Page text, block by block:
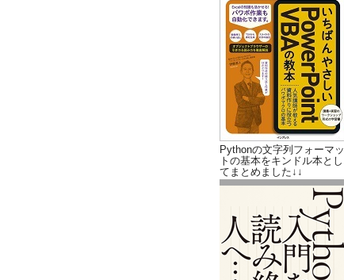
Pythonの文字列フォーマッ
トの基本をキンドル本とし
てまとめました↓↓